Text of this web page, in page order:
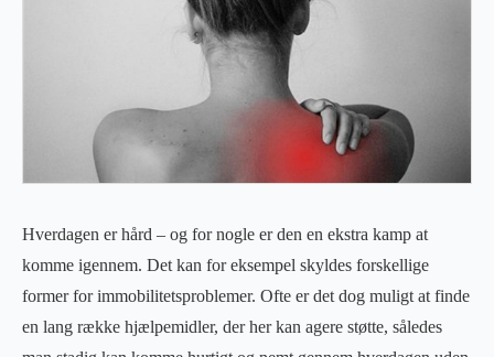
Hverdagen er hård – og for nogle er den en ekstra kamp at
komme igennem. Det kan for eksempel skyldes forskellige
former for immobilitetsproblemer. Ofte er det dog muligt at finde
en lang række hjælpemidler, der her kan agere støtte, således